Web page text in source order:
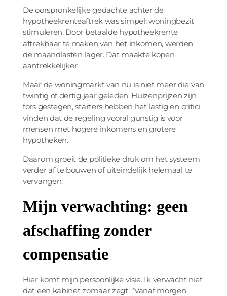
De oorspronkelijke gedachte achter de
hypotheekrenteaftrek was simpel: woningbezit
stimuleren. Door betaalde hypotheekrente
aftrekbaar te maken van het inkomen, werden
de maandlasten lager. Dat maakte kopen
aantrekkelijker.
Maar de woningmarkt van nu is niet meer die van
twintig of dertig jaar geleden. Huizenprijzen zijn
fors gestegen, starters hebben het lastig en critici
vinden dat de regeling vooral gunstig is voor
mensen met hogere inkomens en grotere
hypotheken.
Daarom groeit de politieke druk om het systeem
verder af te bouwen of uiteindelijk helemaal te
vervangen.
Mijn verwachting: geen
afschaffing zonder
compensatie
Hier komt mijn persoonlijke visie. Ik verwacht niet
dat een kabinet zomaar zegt: “Vanaf morgen